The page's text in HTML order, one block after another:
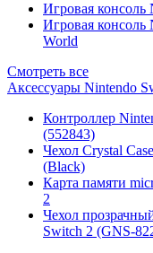
Игровая консоль
Игровая
World
Смотреть все
Аксессуары Nintendo
Контроллер
(552843)
Чехол Сrystal
(Black)
Карта памяти
2
Чехол
Switch 2 (GNS-